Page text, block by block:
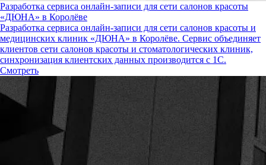
Разработка сервиса онлайн-записи для сети салонов красоты
«ДЮНА» в Королёве
Разработка сервиса онлайн-записи для сети салонов красоты и
медицинских клиник «ДЮНА» в Королёве. Сервис объединяет
клиентов сети салонов красоты и стоматологических клиник,
синхронизация клиентских данных производится с 1С.
Смотреть